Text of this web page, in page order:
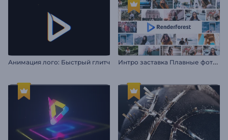
Анимация лого: Быстрый глитч И
нтро заставка Плавные фоторамки